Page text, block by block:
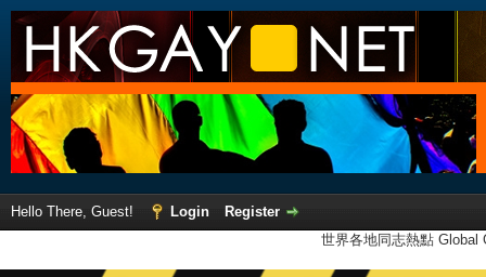
Hello There, Guest! Login
Register
世界各地同志熱點